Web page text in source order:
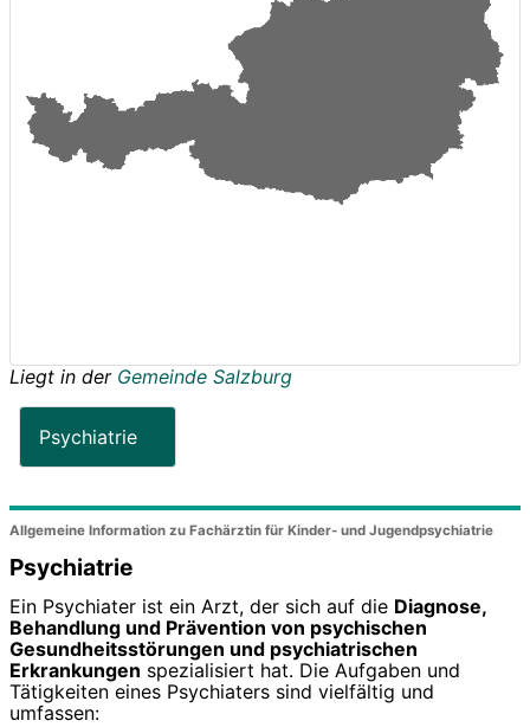
Liegt in der Gemeinde Salzburg
Psychiatrie
Allgemeine Information zu Fachärztin für Kinder- und Jugendpsychiatrie
Psychiatrie
Ein Psychiater ist ein Arzt, der sich auf die Diagnose,
Behandlung und Prävention von psychischen
Gesundheitsstörungen und psychiatrischen
Erkrankungen spezialisiert hat. Die Aufgaben und
Tätigkeiten eines Psychiaters sind vielfältig und
umfassen: